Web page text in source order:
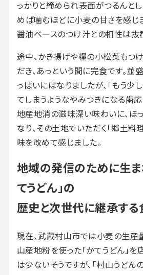
っかりと締められ表面がつるんと
めば噛むほどに小麦の甘さを感じ
醤油ベースのつけ汁との相性は抜
途中、かき揚げや糧の小松菜もつ
だき、あっという間に完食です。並
っぱいにはなりましたが、「もう少
てしまうようなやみつきになる歯
地産地消の滋味深い味わいに、ほ
なり、その土地でいただく「郷土料
味を改めて感じました。
地域の発信のために生ま
てうどん」の
歴史と次世代に継承す
現在、武蔵村山市では小麦の生産
山産地粉を使った「かてうどん」
は少ないそうですが、「村山うどん